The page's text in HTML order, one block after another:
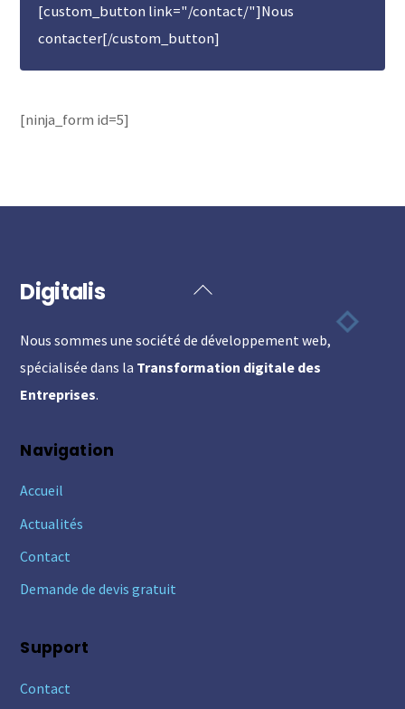
[custom_button link="/contact/"]Nous
contacter[/custom_button]
[ninja_form id=5]
Back
Top
Digitalis
Nous sommes une société de développement web,
spécialisée dans la Transformation digitale des
Entreprises.
Navigation
Accueil
Actualités
Contact
Demande de devis gratuit
Support
Contact